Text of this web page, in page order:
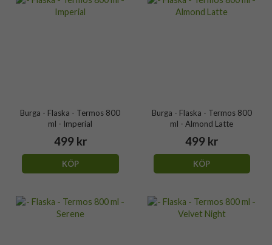
Burga - Flaska - Termos 800
ml - Imperial
499 kr
KÖP
Burga - Flaska - Termos 800
ml - Almond Latte
499 kr
KÖP